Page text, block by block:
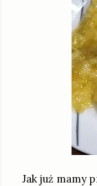
Jak już mamy